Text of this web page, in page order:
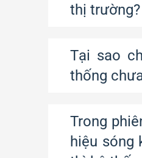
thị trường?
Tại sao
thống
Trong
hiệu sóng